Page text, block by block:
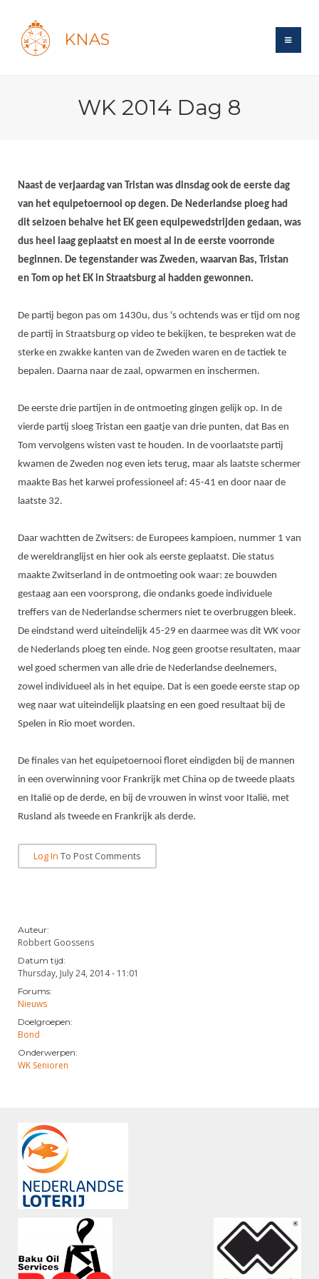
KNAS
Polls
Forums
Maandelijks archief
Evenement
Gebruiksvoorwaarden
Handleiding
Historie
Lidmaatschap
Tarieven
Reglementen
Ledencijfers
Organisatie
Bestuur
Ereleden
Leden van Verdiensten
Vacatures
Bondsbureau
Medewerkers
Samenwerking
Alle Verenigingen
Nieuws
Verenigingsondersteuning
Witte Vlekkenplan
Introductie
Recreatiesport
Veteranen
Lichtzwaardschermen
Wedstrijdsport
Ranglijsten
Inschrijven
Schermpaspoort
Rolstoelschermen
Wedstrijdkalender
KNAS Keurmerk
NK's
JEC
Veteranenwedstrijden
Wedstrijdorganisatie
Nieuws
Aanvragen van scheidsrechters
Import inschrijvingen uit Nahouw
Verwerk wedstrijduitslagen
Promotie en logo
Wat is topsport
NK's
DBT
FBT
SBT
Atletencommissie
Internationale Titeltoernooien
Internationale aanmeldingen
Informatie
Voor de jeugd
Spreekbeurtpakket
Jeugdkampen
Brassardsysteem
Nieuws
Nationale opleidingen
Internationale opleidingen
Opleidingen
Voor scheidsrechters
Nieuws
Scheidsrechterslijst
Scheidsrechter Documentatie
Opleidingen
Archief
ALV
Touché
Forums
Forums
Zoek Vereniging
NK organiseren
WK 2014 Dag 8
Naast de verjaardag van Tristan was dinsdag ook de eerste dag
van het equipetoernooi op degen. De Nederlandse ploeg had
dit seizoen behalve het EK geen equipewedstrijden gedaan, was
dus heel laag geplaatst en moest al in de eerste voorronde
beginnen. De tegenstander was Zweden, waarvan Bas, Tristan
en Tom op het EK in Straatsburg al hadden gewonnen.
De partij begon pas om 1430u, dus 's ochtends was er tijd om nog
de partij in Straatsburg op video te bekijken, te bespreken wat de
sterke en zwakke kanten van de Zweden waren en de tactiek te
bepalen. Daarna naar de zaal, opwarmen en inschermen.
De eerste drie partijen in de ontmoeting gingen gelijk op. In de
vierde partij sloeg Tristan een gaatje van drie punten, dat Bas en
Tom vervolgens wisten vast te houden. In de voorlaatste partij
kwamen de Zweden nog even iets terug, maar als laatste schermer
maakte Bas het karwei professioneel af: 45-41 en door naar de
laatste 32.
Daar wachtten de Zwitsers: de Europees kampioen, nummer 1 van
de wereldranglijst en hier ook als eerste geplaatst. Die status
maakte Zwitserland in de ontmoeting ook waar: ze bouwden
gestaag aan een voorsprong, die ondanks goede individuele
treffers van de Nederlandse schermers niet te overbruggen bleek.
De eindstand werd uiteindelijk 45-29 en daarmee was dit WK voor
de Nederlands ploeg ten einde. Nog geen grootse resultaten, maar
wel goed schermen van alle drie de Nederlandse deelnemers,
zowel individueel als in het equipe. Dat is een goede eerste stap op
weg naar wat uiteindelijk plaatsing en een goed resultaat bij de
Spelen in Rio moet worden.
De finales van het equipetoernooi floret eindigden bij de mannen
in een overwinning voor Frankrijk met China op de tweede plaats
en Italië op de derde, en bij de vrouwen in winst voor Italië, met
Rusland als tweede en Frankrijk als derde.
Log In To Post Comments
Auteur:
Robbert Goossens
Datum tijd:
Thursday, July 24, 2014 - 11:01
Forums:
Nieuws
Doelgroepen:
Bond
Onderwerpen:
WK Senioren